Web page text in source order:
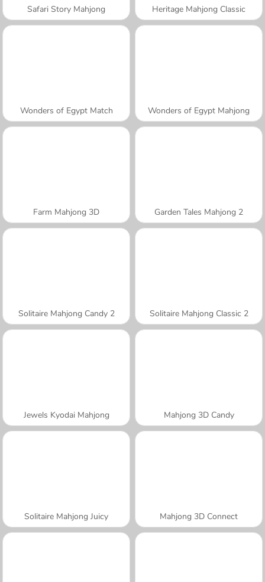
Safari Story Mahjong Heritage Mahjong Classic
Wonders of Egypt Match Wonders of Egypt Mahjong
Farm Mahjong 3D Garden Tales Mahjong 2
Solitaire Mahjong Candy 2 Solitaire Mahjong Classic 2
Jewels Kyodai Mahjong Mahjong 3D Candy
Solitaire Mahjong Juicy Mahjong 3D Connect